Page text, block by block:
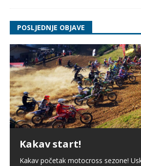
POSLJEDNJE OBJAVE
Kakav start!
Kakav početak motocross sezone!